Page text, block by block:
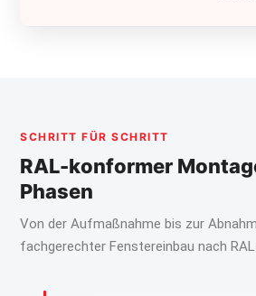
SCHRITT FÜR SCHRITT
RAL-konformer
Phasen
Von der Aufmaßnahme bis zur
fachgerechter Fenstereinbau nach RAL